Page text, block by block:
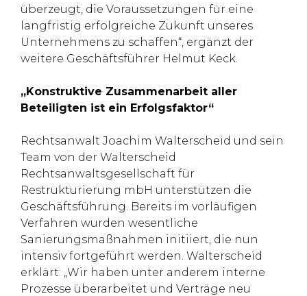
überzeugt, die Voraussetzungen für eine
langfristig erfolgreiche Zukunft unseres
Unternehmens zu schaffen“, ergänzt der
weitere Geschäftsführer Helmut Keck.
„Konstruktive Zusammenarbeit aller
Beteiligten ist ein Erfolgsfaktor“
Rechtsanwalt Joachim Walterscheid und sein
Team von der Walterscheid
Rechtsanwaltsgesellschaft für
Restrukturierung mbH unterstützen die
Geschäftsführung. Bereits im vorläufigen
Verfahren wurden wesentliche
Sanierungsmaßnahmen initiiert, die nun
intensiv fortgeführt werden. Walterscheid
erklärt: „Wir haben unter anderem interne
Prozesse überarbeitet und Verträge neu